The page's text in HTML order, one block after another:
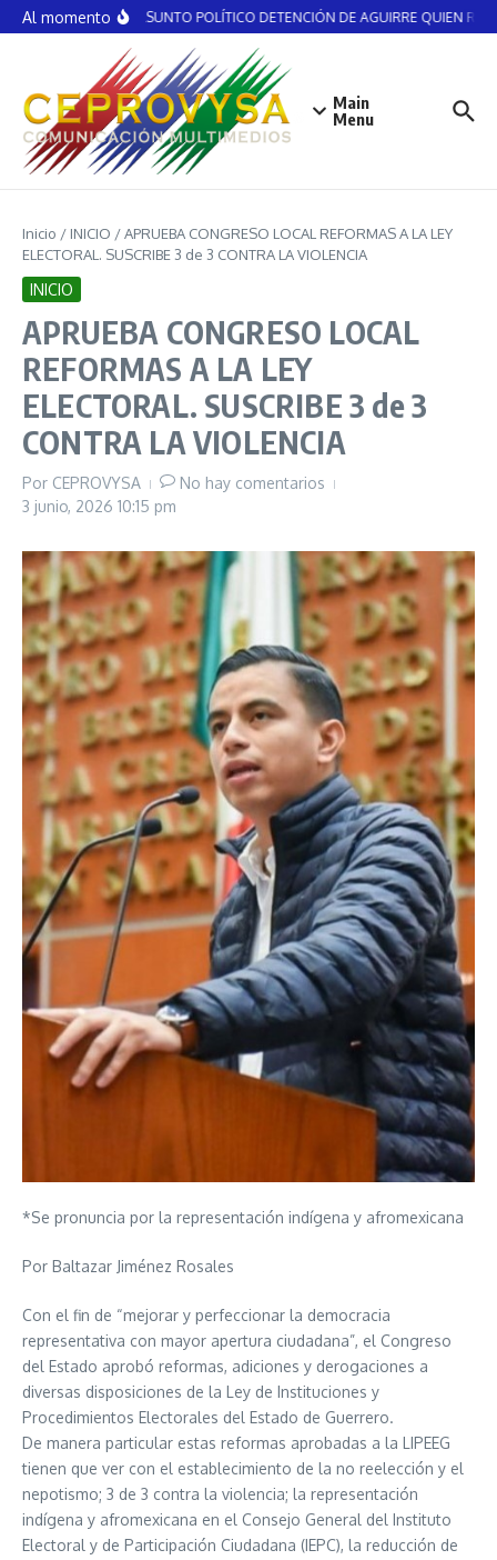
Saltar al contenido
Al momentoNO ES ASUNTO POLÍTICO DETENCIÓN DE AGUIRRE QUIEN
Main
Menu
Inicio / INICIO /APRUEBA CONGRESO LOCAL REFORMAS A LA LEY
ELECTORAL. SUSCRIBE 3 de 3 CONTRA LA VIOLENCIA
INICIO
APRUEBA CONGRESO LOCAL
REFORMAS A LA LEY
ELECTORAL. SUSCRIBE 3 de 3
CONTRA LA VIOLENCIA
Por CEPROVYSA
No hay comentarios
3 junio, 2026 10:15 pm
*Se pronuncia por la representación indígena y afromexicana
Por Baltazar Jiménez Rosales
Con el fin de “mejorar y perfeccionar la democracia
representativa con mayor apertura ciudadana”, el Congreso
del Estado aprobó reformas, adiciones y derogaciones a
diversas disposiciones de la Ley de Instituciones y
Procedimientos Electorales del Estado de Guerrero.
De manera particular estas reformas aprobadas a la LIPEEG
tienen que ver con el establecimiento de la no reelección y el
nepotismo; 3 de 3 contra la violencia; la representación
indígena y afromexicana en el Consejo General del Instituto
Electoral y de Participación Ciudadana (IEPC), la reducción de